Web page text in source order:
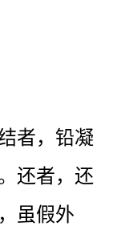
者，铅凝
还者，还
虽假外